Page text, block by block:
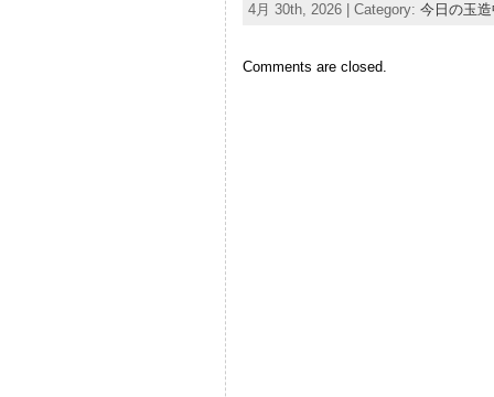
4月 30th, 2026 | Category: 今日の玉
Comments are closed.